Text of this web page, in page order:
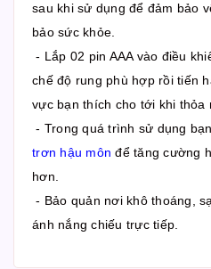
sau khi sử dụng để đảm bảo
bảo sức khỏe.
- Lắp 02 pin AAA vào điều
chế độ rung phù hợp rồi tiến
vực bạn thích cho tới khi thỏa
- Trong quá trình sử dụng
trơn hậu môn để tăng cường
hơn.
- Bảo quản nơi khô thoáng,
ánh nắng chiếu trực tiếp.